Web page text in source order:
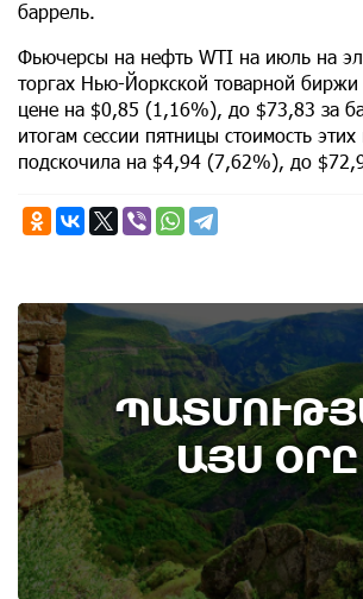
баррель.
Фьючерсы на нефть WTI на июль на
торгах Нью-Йоркской товарной биржи
цене на $0,85 (1,16%), до $73,83 за
итогам сессии пятницы стоимость этих
подскочила на $4,94 (7,62%), до
ԱՅՍ ՕՐԸ